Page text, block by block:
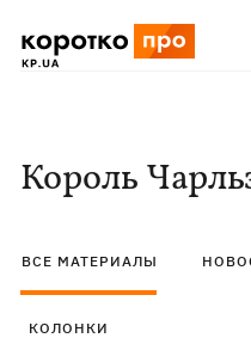
Король
ВСЕ МАТЕРИАЛЫ
КОЛОНКИ